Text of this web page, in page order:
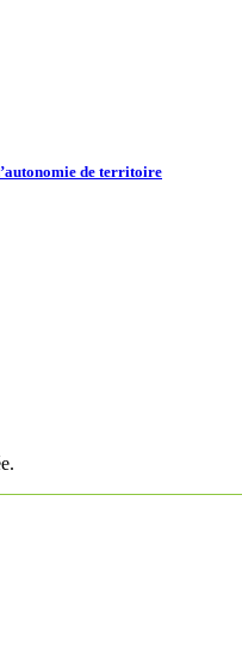
de territoire